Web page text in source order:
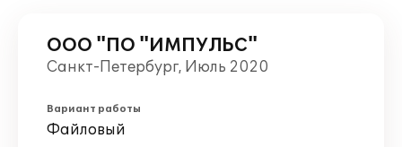
ООО "ПО "ИМПУЛЬС"
Санкт-Петербург, Июль 2020
Вариант работы
Файловый